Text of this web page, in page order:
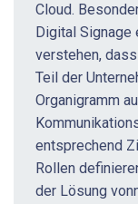
Cloud.
Digital
verstehen,
Teil der
Organigramm
entsprechend
Rollen
der Lösung